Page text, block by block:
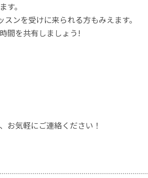
。
ンを受けに来られる方もみえます。
間を共有しましょう!
お気軽にご連絡ください！